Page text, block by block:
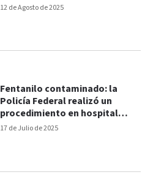
12 de Agosto de 2025
17 de Julio de 2025
Fentanilo contaminado: la
Policía Federal realizó un
procedimiento en hospital
entrerriano